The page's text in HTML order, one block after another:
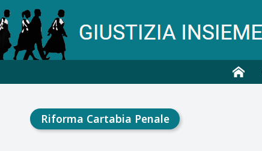
Riforma Cartabia Penale